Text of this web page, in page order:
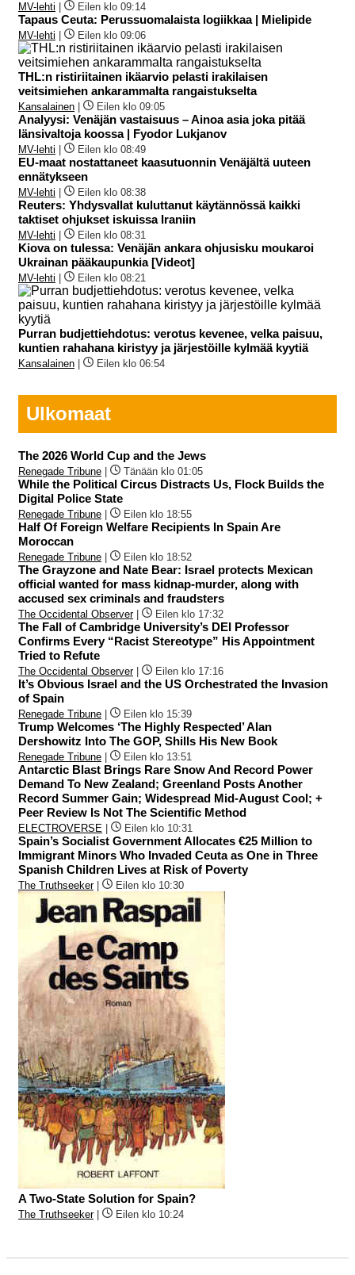
MV-lehti Eilen klo 09:14
Tapaus Ceuta: Perussuomalaista logiikkaa | Mielipide
MV-lehti Eilen klo 09:06
THL:n ristiriitainen ikäarvio pelasti irakilaisen
veitsimiehen ankarammalta rangaistukselta
Kansalainen Eilen klo 09:05
Analyysi: Venäjän vastaisuus – Ainoa asia joka pitää
länsivaltoja koossa | Fyodor Lukjanov
MV-lehti Eilen klo 08:49
EU-maat nostattaneet kaasutuonnin Venäjältä uuteen
ennätykseen
MV-lehti Eilen klo 08:38
Reuters: Yhdysvallat kuluttanut käytännössä kaikki
taktiset ohjukset iskuissa Iraniin
MV-lehti Eilen klo 08:31
Kiova on tulessa: Venäjän ankara ohjusisku moukaroi
Ukrainan pääkaupunkia [Videot]
MV-lehti Eilen klo 08:21
Purran budjettiehdotus: verotus kevenee, velka paisuu,
kuntien rahahana kiristyy ja järjestöille kylmää kyytiä
Kansalainen Eilen klo 06:54
Ulkomaat
The 2026 World Cup and the Jews
Renegade Tribune Tänään klo 01:05
While the Political Circus Distracts Us, Flock Builds the
Digital Police State
Renegade Tribune Eilen klo 18:55
Half Of Foreign Welfare Recipients In Spain Are
Moroccan
Renegade Tribune Eilen klo 18:52
The Grayzone and Nate Bear: Israel protects Mexican
official wanted for mass kidnap-murder, along with
accused sex criminals and fraudsters
The Occidental Observer| Eilen klo 17:32
The Fall of Cambridge University’s DEI Professor
Confirms Every “Racist Stereotype” His Appointment
Tried to Refute
The Occidental Observer| Eilen klo 17:16
It’s Obvious Israel and the US Orchestrated the Invasion
of Spain
Renegade Tribune Eilen klo 15:39
Trump Welcomes ‘The Highly Respected’ Alan
Dershowitz Into The GOP, Shills His New Book
Renegade Tribune Eilen klo 13:51
Antarctic Blast Brings Rare Snow And Record Power
Demand To New Zealand; Greenland Posts Another
Record Summer Gain; Widespread Mid-August Cool; +
Peer Review Is Not The Scientific Method
ELECTROVERSE Eilen klo 10:31
Spain’s Socialist Government Allocates €25 Million to
Immigrant Minors Who Invaded Ceuta as One in Three
Spanish Children Lives at Risk of Poverty
The Truthseeker| Eilen klo 10:30
A Two-State Solution for Spain?
The Truthseeker| Eilen klo 10:24